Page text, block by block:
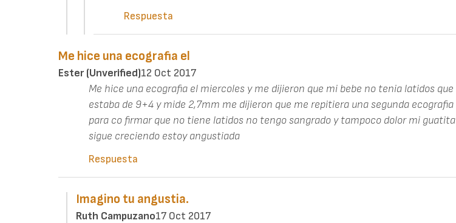
Respuesta
Me hice una ecografia el
Ester (unverified)12 Oct 2017
Me hice una ecografia el miercoles y me dijieron que mi bebe no tenia latidos que
estaba de 9+4 y mide 2,7mm me dijieron que me repitiera una segunda ecografia
para co firmar que no tiene latidos no tengo sangrado y tampoco dolor mi guatita
sigue creciendo estoy angustiada
Respuesta
Imagino tu angustia.
Ruth Campuzano17 Oct 2017